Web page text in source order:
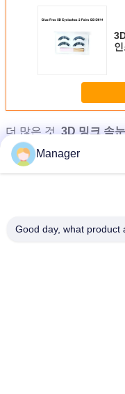
더 많은 것 3D 밍크 속
Manager
Good day, what product